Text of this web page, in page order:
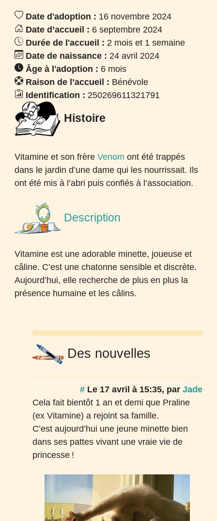
Date d'adoption : 16 novembre 2024
Date d’accueil : 6 septembre 2024
Durée de l'accueil : 2 mois et 1 semaine
Date de naissance : 24 avril 2024
Âge à l'adoption : 6 mois
Raison de l’accueil : Bénévole
Identification : 250269611321791
Histoire
Vitamine et son frèreVenom ont été trappés
dans le jardin d’une dame qui les nourrissait. Ils
ont été mis à l’abri puis confiés à l’association.
Description
Vitamine est une adorable minette, joueuse et
câline. C’est une chatonne sensible et discrète.
Aujourd’hui, elle recherche de plus en plus la
présence humaine et les câlins.
Des nouvelles
# Le 17 avril à 15:35, par Jade
Cela fait bientôt 1 an et demi que Praline
(ex Vitamine) a rejoint sa famille.
C’est aujourd’hui une jeune minette bien
dans ses pattes vivant une vraie vie de
princesse !